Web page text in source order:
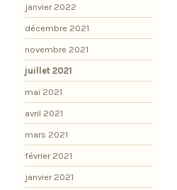
janvier 2022
décembre 2021
novembre 2021
juillet 2021
mai 2021
avril 2021
mars 2021
février 2021
janvier 2021